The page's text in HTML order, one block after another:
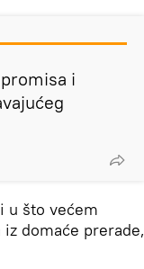
i
u što većem
domaće prerade,